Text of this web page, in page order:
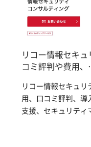
リコー情報セキ
コミ評判や費用
リコー情報セキュ
用、口コミ評判、導
支援、セキュリティ